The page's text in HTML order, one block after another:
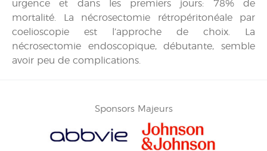
urgence et dans les premiers jours: 78% de
mortalité. La nécrosectomie rétropéritonéale par
coelioscopie est l’approche de choix. La
nécrosectomie endoscopique, débutante, semble
avoir peu de complications.
Sponsors Majeurs